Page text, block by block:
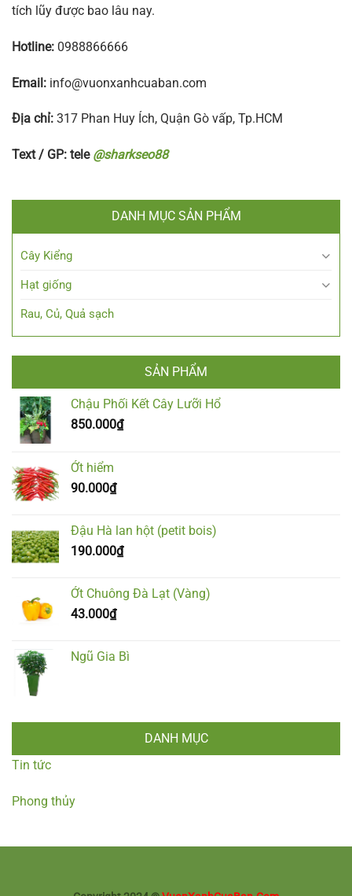
tích lũy được bao lâu nay.
Hotline: 0988866666
Email: info@vuonxanhcuaban.com
Địa chỉ: 317 Phan Huy Ích, Quận Gò vấp, Tp.HCM
Text / GP: tele @sharkseo88
DANH MỤC SẢN PHẨM
Cây Kiểng
Hạt giống
Rau, Củ, Quả sạch
SẢN PHẨM
Chậu Phối Kết Cây Lưỡi Hổ
850.000₫
Ớt hiểm
90.000₫
Đậu Hà lan hột (petit bois)
190.000₫
Ớt Chuông Đà Lạt (Vàng)
43.000₫
Ngũ Gia Bì
DANH MỤC
Tin tức
Phong thủy